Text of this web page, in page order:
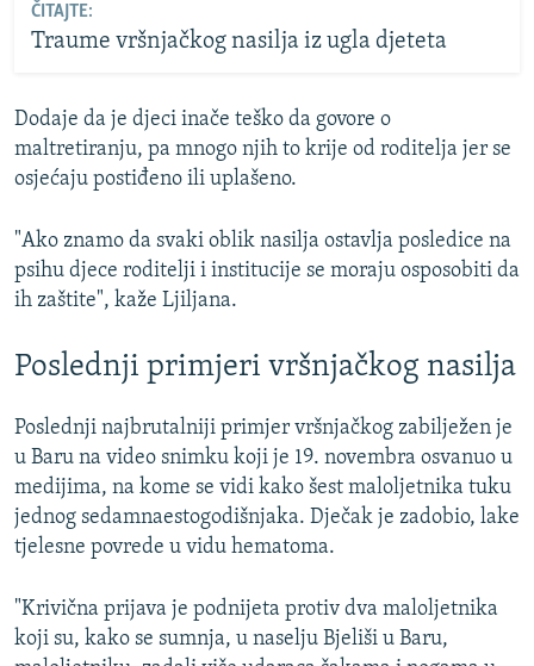
ČITAJTE:
Traume vršnjačkog nasilja iz ugla djeteta
Dodaje da je djeci inače teško da govore o
maltretiranju, pa mnogo njih to krije od roditelja jer se
osjećaju postiđeno ili uplašeno.
"Ako znamo da svaki oblik nasilja ostavlja posledice na
psihu djece roditelji i institucije se moraju osposobiti da
ih zaštite", kaže Ljiljana.
Poslednji primjeri vršnjačkog nasilja
Poslednji najbrutalniji primjer vršnjačkog zabilježen je
u Baru na video snimku koji je 19. novembra osvanuo u
medijima, na kome se vidi kako šest maloljetnika tuku
jednog sedamnaestogodišnjaka. Dječak je zadobio, lake
tjelesne povrede u vidu hematoma.
"Krivična prijava je podnijeta protiv dva maloljetnika
koji su, kako se sumnja, u naselju Bjeliši u Baru,